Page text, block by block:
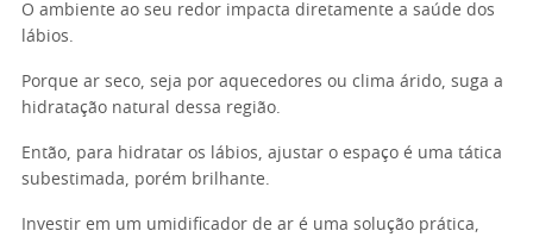
O ambiente ao seu redor impacta diretamente a saúde dos
lábios.
Porque ar seco, seja por aquecedores ou clima árido, suga a
hidratação natural dessa região.
Então, para hidratar os lábios, ajustar o espaço é uma tática
subestimada, porém brilhante.
Investir em um umidificador de ar é uma solução prática,